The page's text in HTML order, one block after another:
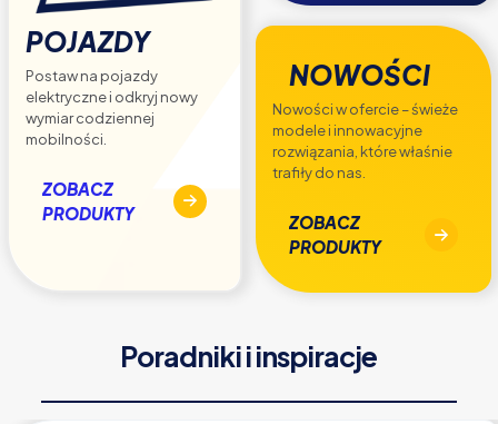
POJAZDY
Postaw na pojazdy
elektryczne i odkryj nowy
wymiar codziennej
mobilności.
ZOBACZ
PRODUKTY
NOWOŚCI
Nowości w ofercie – świeże
modele i innowacyjne
rozwiązania, które właśnie
trafiły do nas.
ZOBACZ
PRODUKTY
Poradniki i inspiracje